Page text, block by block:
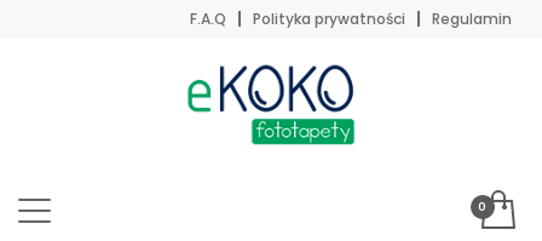
F.A.Q Polityka prywatności Regulamin